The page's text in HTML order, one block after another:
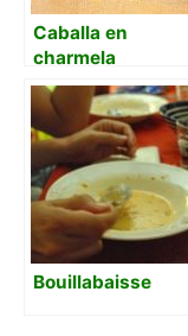
Caballa en
charmela
Bouillabaisse